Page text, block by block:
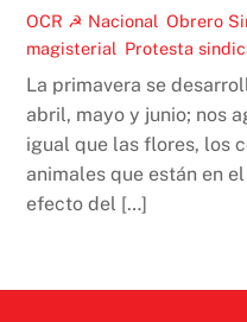
OCR ☭ Nacional ,Obrero
magisterial Protesta
La primavera se
abril, mayo y junio; nos
igual que las flores, los
animales que están en
efecto del […]